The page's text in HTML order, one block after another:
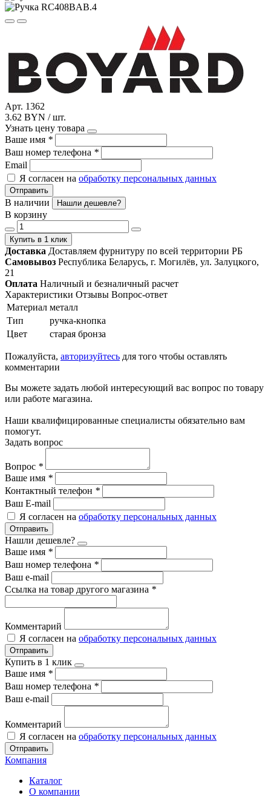
Арт. 1362
3.62 BYN / шт.
Узнать цену товара
Ваше имя *
Ваш номер телефона *
Email
Я согласен на обработку персональных данных
Отправить
В наличии Нашли дешевле?
В корзину
Купить в 1 клик
Доставка Доставляем фурнитуру по всей территории РБ
Самовывоз Республика Беларусь, г. Могилёв, ул. Залуцкого,
21
Оплата Наличный и безналичный расчет
Характеристики Отзывы Вопрос-ответ
Материал металл
Тип
ручка-кнопка
Цвет
старая бронза
Пожалуйста, авторизуйтесь для того чтобы оставлять
комментарии
Вы можете задать любой интересующий вас вопрос по товару
или работе магазина.
Наши квалифицированные специалисты обязательно вам
помогут.
Задать вопрос
Вопрос *
Ваше имя *
Контактный телефон *
Ваш E-mail
Я согласен на обработку персональных данных
Отправить
Нашли дешевле?
Ваше имя *
Ваш номер телефона *
Ваш e-mail
Ссылка на товар другого магазина *
Комментарий
Я согласен на обработку персональных данных
Отправить
Купить в 1 клик
Ваше имя *
Ваш номер телефона *
Ваш e-mail
Комментарий
Я согласен на обработку персональных данных
Отправить
Компания
Каталог
О компании